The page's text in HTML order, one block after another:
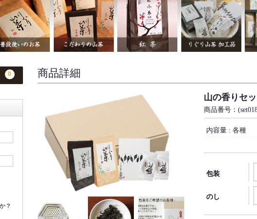
商品詳細
山の香りセ
商品番号：
内容量 : 各種
包装
のし
0
？